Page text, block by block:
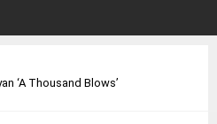
‘A Thousand Blows’